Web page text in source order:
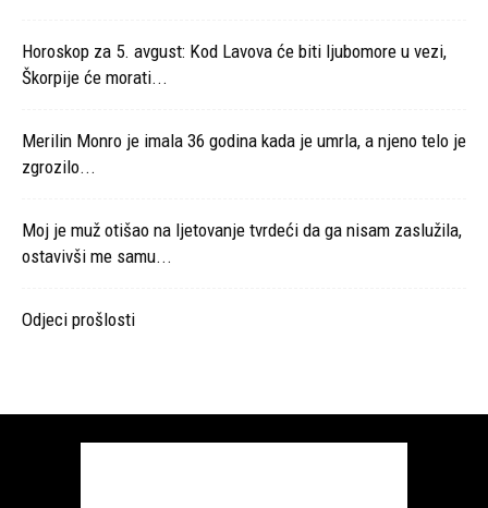
Horoskop za 5. avgust: Kod Lavova će biti ljubomore u vezi,
Škorpije će morati...
Merilin Monro je imala 36 godina kada je umrla, a njeno telo je
zgrozilo...
Moj je muž otišao na ljetovanje tvrdeći da ga nisam zaslužila,
ostavivši me samu...
Odjeci prošlosti